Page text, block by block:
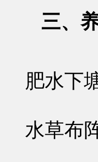
三、
肥水下
水草布